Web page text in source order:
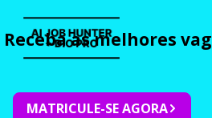
Receba as melhores
MATRICULE-SE AGORA